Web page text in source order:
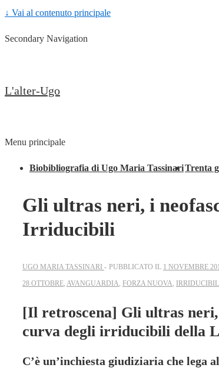
↓ Vai al contenuto principale
Secondary Navigation
L'alter-Ugo
Menu principale
Biobibliografia di Ugo Maria TassinariTrenta
Gli ultras neri, i
Irriducibili
UGO MARIA TASSINARI PUBBLICATO IL 1 NOVEMBRE
28 OTTOBRE AVANGUARDIA FORZA NUOVA
[Il retroscena] Gli ultras
curva degli irriducibili della
C’è un’inchiesta giudiziaria che lega